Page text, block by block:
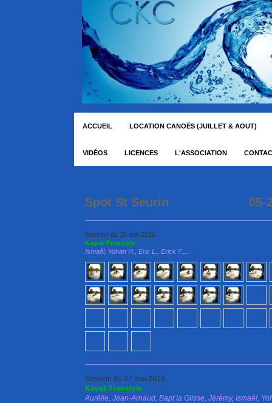
ACCUEIL LOCATION CANOËS (JUILLET & AOUT)
VIDÉOS LICENCES L'ASSOCIATION
Spot St Seurin 05-
Session du 28 mai 2016
Kayak Freestyle
Ismaêl, Yohan H.,
Eric L., Erick F.,...
Session du 07 mai 2016
Kayak Freestyle
Aurélie, Jean-Arnaud, Bapt la Glisse, Jérémy, Ismaêl,